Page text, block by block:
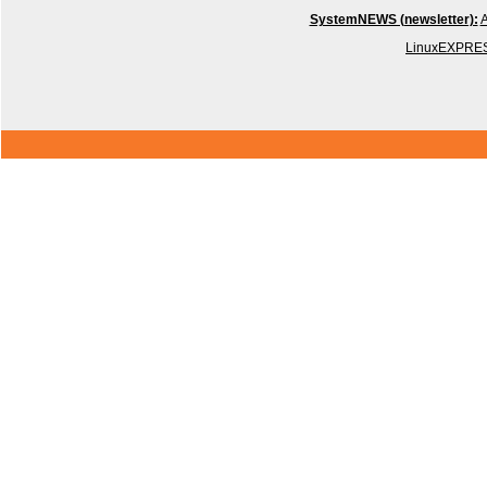
SystemNEWS (newsletter):